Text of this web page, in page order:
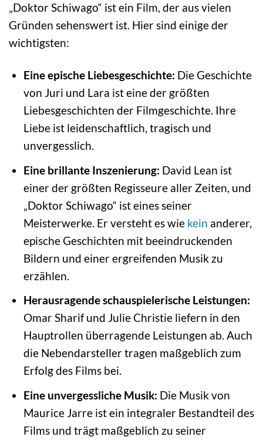
„Doktor Schiwago“ ist ein Film, der aus vielen
Gründen sehenswert ist. Hier sind einige der
wichtigsten:
Eine epische Liebesgeschichte: Die Geschichte
von Juri und Lara ist eine der größten
Liebesgeschichten der Filmgeschichte. Ihre
Liebe ist leidenschaftlich, tragisch und
unvergesslich.
Eine brillante Inszenierung: David Lean ist
einer der größten Regisseure aller Zeiten, und
„Doktor Schiwago“ ist eines seiner
Meisterwerke. Er versteht es wie kein anderer,
epische Geschichten mit beeindruckenden
Bildern und einer ergreifenden Musik zu
erzählen.
Herausragende schauspielerische Leistungen:
Omar Sharif und Julie Christie liefern in den
Hauptrollen überragende Leistungen ab. Auch
die Nebendarsteller tragen maßgeblich zum
Erfolg des Films bei.
Eine unvergessliche Musik: Die Musik von
Maurice Jarre ist ein integraler Bestandteil des
Films und trägt maßgeblich zu seiner